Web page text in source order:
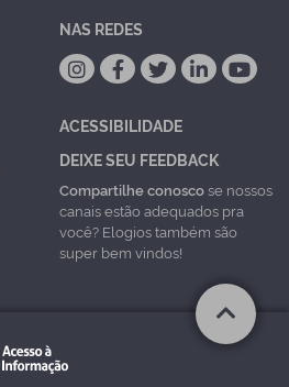
NAS REDES
ACESSIBILIDADE
DEIXE SEU FEEDBACK
Compartilhe conoscose nossos
canais estão adequados pra
você? Elogios também são
super bem vindos!